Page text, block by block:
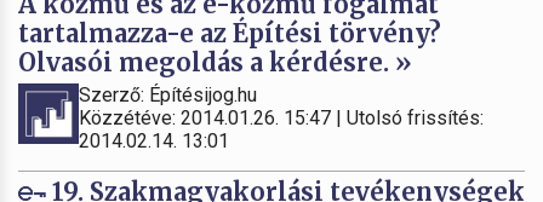
tartalmazza-e az Építési törvény?
Olvasói megoldás a kérdésre. »
Szerző: Építésijog.hu
Közzétéve: 2014.01.26. 15:47 | Utolsó frissítés:
2014.02.14. 13:01
19. Szakmagyakorlási tevékenységek